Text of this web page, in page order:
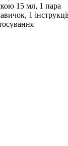
15 мл, 1 пара
1